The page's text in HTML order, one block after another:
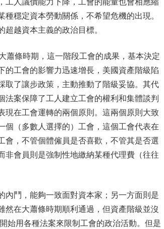
穩定資本勞動關係，不希望危機的出現。
越資本主義的政治目標。
蕭條時期，這一階段工會的成果，基本決定
工會的影響力迅速增長，美國資產階級陷
取了讓步政策，主動推動了階級妥協。其代
案保障了工人建立工會的權利和集體談判
現在工會運轉的兩個原則。這兩個原則大致
（多數人選擇的）工會，這個工會代表在
，不管個體僱員是否喜歡，不管其是否選
會員則是強制性地繳納某種代理費（往往
鬥，能夠一致面對資本家；另一方面則是
在大蕭條時期順利通過，但資產階級並沒
始用各種法案來限制工會的政治活動。但是